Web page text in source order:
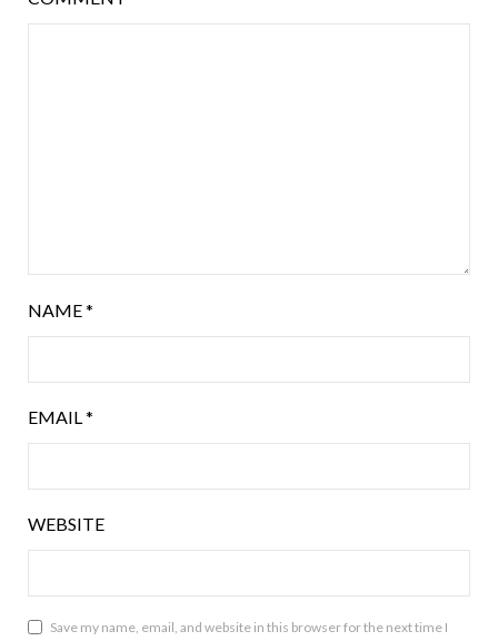
NAME*
EMAIL*
WEBSITE
Save my name, email, and website in this browser for the next time I